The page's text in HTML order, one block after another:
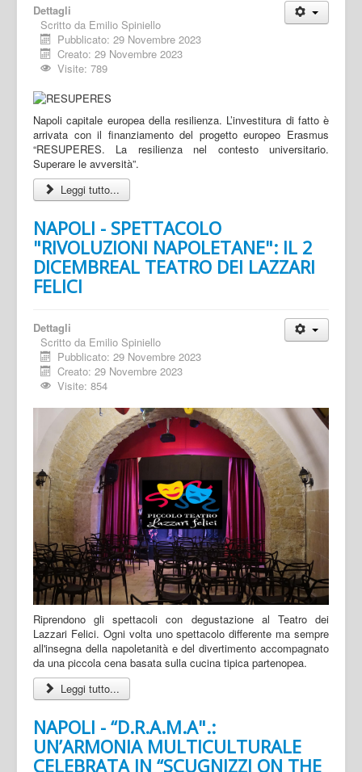
Dettagli
Scritto da Emilio Spiniello
Pubblicato: 29 Novembre 2023
Creato: 29 Novembre 2023
Visite: 789
Napoli capitale europea della resilienza. L’investitura di fatto è
arrivata con il finanziamento del progetto europeo Erasmus
“RESUPERES. La resilienza nel contesto universitario.
Superare le avversità”.
Leggi tutto...
NAPOLI - SPETTACOLO
"RIVOLUZIONI NAPOLETANE": IL 2
DICEMBREAL TEATRO DEI LAZZARI
FELICI
Dettagli
Scritto da Emilio Spiniello
Pubblicato: 29 Novembre 2023
Creato: 29 Novembre 2023
Visite: 854
Riprendono gli spettacoli con degustazione al Teatro dei
Lazzari Felici. Ogni volta uno spettacolo differente ma sempre
all'insegna della napoletanità e del divertimento accompagnato
da una piccola cena basata sulla cucina tipica partenopea.
Leggi tutto...
NAPOLI - “D.R.A.M.A".:
UN’ARMONIA MULTICULTURALE
CELEBRATA IN “SCUGNIZZI ON THE